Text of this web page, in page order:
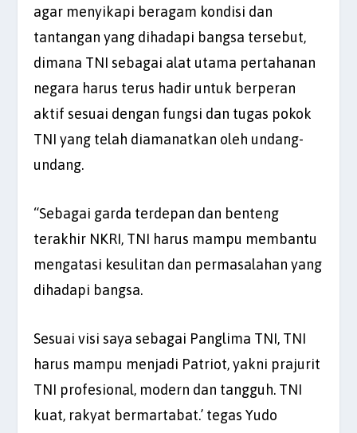
agar menyikapi beragam kondisi dan
tantangan yang dihadapi bangsa tersebut,
dimana TNI sebagai alat utama pertahanan
negara harus terus hadir untuk berperan
aktif sesuai dengan fungsi dan tugas pokok
TNI yang telah diamanatkan oleh undang-
undang.
“Sebagai garda terdepan dan benteng
terakhir NKRI, TNI harus mampu membantu
mengatasi kesulitan dan permasalahan yang
dihadapi bangsa.
Sesuai visi saya sebagai Panglima TNI, TNI
harus mampu menjadi Patriot, yakni prajurit
TNI profesional, modern dan tangguh. TNI
kuat, rakyat bermartabat.’ tegas Yudo